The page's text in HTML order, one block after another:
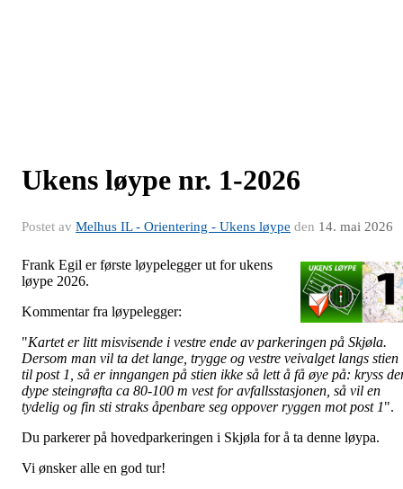
Ukens løype nr. 1-2026
Postet av Melhus IL - Orientering - Ukens løype den 14. mai 2026
Frank Egil er første løypelegger ut for ukens
løype 2026.
Kommentar fra løypelegger:
"Kartet er litt misvisende i vestre ende av parkeringen på Skjøla.
Dersom man vil ta det lange, trygge og vestre veivalget langs stien
til post 1, så er inngangen på stien ikke så lett å få øye på: kryss
dype steingrøfta ca 80-100 m vest for avfallsstasjonen, så vil en
tydelig og fin sti straks åpenbare seg oppover ryggen mot post 1".
Du parkerer på hovedparkeringen i Skjøla for å ta denne løypa.
Vi ønsker alle en god tur!